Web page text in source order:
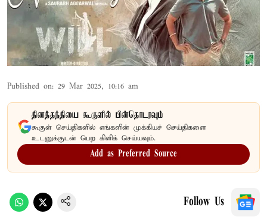
Published on: 29 Mar 2025, 10:16 am
தினத்தந்தியை கூகுளில் பின்தொடரவும்
கூகுள் செய்திகளில் எங்களின் முக்கியச் செய்திகளை
உடனுக்குடன் பெற கிளிக் செய்யவும்.
Add as Preferred Source
Follow Us